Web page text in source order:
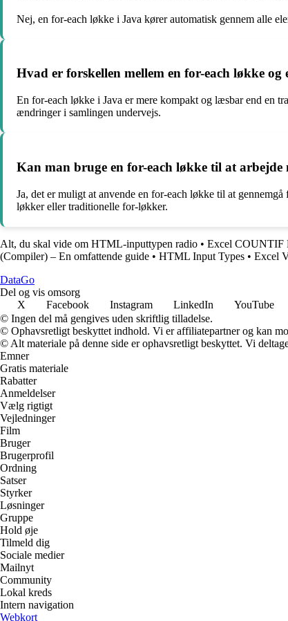
Nej, en for-each løkke i Java kører automatisk gennem alle
Hvad er forskellen mellem en for-each løkke
En for-each løkke i Java er mere kompakt og læsbar end en
ændringer i samlingen undervejs.
Kan man bruge en for-each løkke til at
Ja, det er muligt at anvende en for-each løkke til at
løkker eller traditionelle for-løkker.
Alt, du skal vide om HTML-inputtypen radio • Excel COUNTIF
(Compiler) – En omfattende guide • HTML Input Types • Excel
DataGo
Del og vis omsorg
X
Facebook Instagram LinkedIn YouTube
© Ingen del må gengives uden skriftlig tilladelse.
© Ophavsretligt beskyttet indhold. Vi er affiliatepartner og kan
© Alt materiale på denne side er ophavsretligt beskyttet. Vi
Emner
Gratis materiale
Rabatter
Anmeldelser
Vælg rigtigt
Vejledninger
Film
Bruger
Brugerprofil
Ordning
Satser
Styrker
Løsninger
Gruppe
Hold øje
Tilmeld dig
Sociale medier
Mailnyt
Community
Lokal kreds
Intern navigation
Webkort